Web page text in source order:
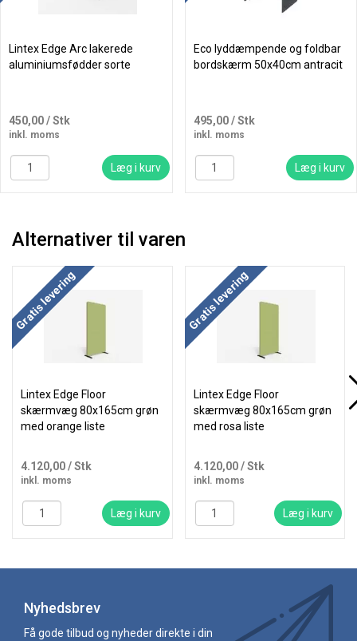
Lintex Edge Arc lakerede
aluminiumsfødder sorte
450,00/ Stk
inkl. moms
Læg i kurv
Eco lyddæmpende og foldbar
bordskærm 50x40cm antracit
495,00/ Stk
inkl. moms
Læg i kurv
Alternativer til varen
Køb mere og spar
Gratis levering
Lintex Edge Floor
skærmvæg 80x165cm grøn
med orange liste
4.120,00/ Stk
inkl. moms
Læg i kurv
Køb mere og spar
Gratis levering
Lintex Edge Floor
skærmvæg 80x165cm grøn
med rosa liste
4.120,00/ Stk
inkl. moms
Læg i kurv
Nyhedsbrev
Få gode tilbud og nyheder direkte i din